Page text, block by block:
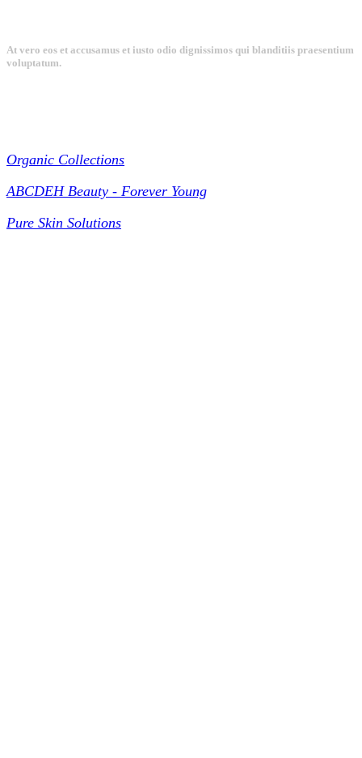
At vero eos et accusamus et iusto odio dignissimos qui blanditiis praesentium
voluptatum.
Organic Collections
ABCDEH Beauty - Forever Young
Pure Skin Solutions